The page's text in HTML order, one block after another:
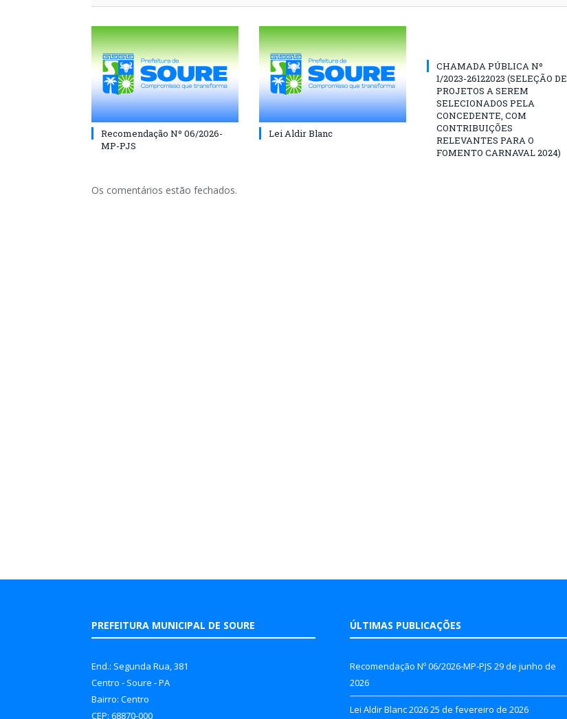
Recomendação Nº 06/2026-
MP-PJS
Lei Aldir Blanc
CHAMADA PÚBLICA Nº
1/2023-26122023 (SELEÇÃO DE
PROJETOS A SEREM
SELECIONADOS PELA
CONCEDENTE, COM
CONTRIBUIÇÕES
RELEVANTES PARA O
FOMENTO CARNAVAL 2024)
Os comentários estão fechados.
PREFEITURA MUNICIPAL DE SOURE
End.: Segunda Rua, 381
Centro - Soure - PA
Bairro: Centro
CEP: 68870-000
ÚLTIMAS PUBLICAÇÕES
Recomendação Nº 06/2026-MP-PJS 29 de junho de
2026
Lei Aldir Blanc 202625 de fevereiro de 2026